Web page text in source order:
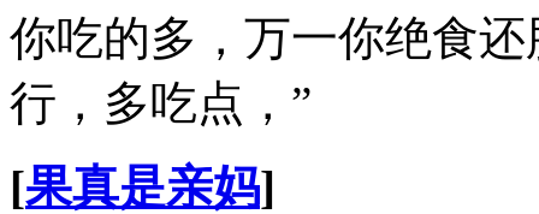
你吃的多，万一你绝食
行，多吃点，”
[果真是亲妈]